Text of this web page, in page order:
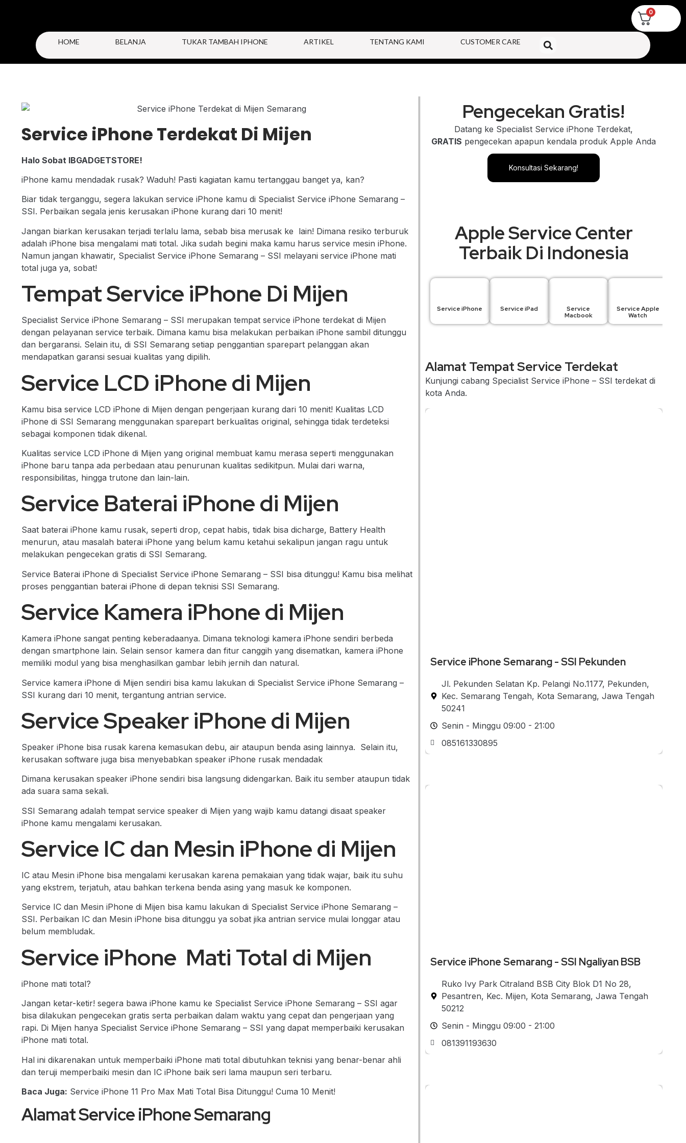
0
HOME BELANJA TUKAR TAMBAH IPHONE ARTIKEL TENTANG KAMI CUSTOMER CARE
Service iPhone Terdekat Di Mijen
Halo Sobat IBGADGETSTORE!
iPhone kamu mendadak rusak? Waduh! Pasti kagiatan kamu tertanggau banget ya, kan?
Biar tidak terganggu, segera lakukan service iPhone kamu di Specialist Service iPhone Semarang –
SSI. Perbaikan segala jenis kerusakan iPhone kurang dari 10 menit!
Jangan biarkan kerusakan terjadi terlalu lama, sebab bisa merusak ke lain! Dimana resiko terburuk
adalah iPhone bisa mengalami mati total. Jika sudah begini maka kamu harus service mesin iPhone.
Namun jangan khawatir, Specialist Service iPhone Semarang – SSI melayani service iPhone mati
total juga ya, sobat!
Tempat Service iPhone Di Mijen
Specialist Service iPhone Semarang – SSI merupakan tempat service iPhone terdekat di Mijen
dengan pelayanan service terbaik. Dimana kamu bisa melakukan perbaikan iPhone sambil ditunggu
dan bergaransi. Selain itu, di SSI Semarang setiap penggantian sparepart pelanggan akan
mendapatkan garansi sesuai kualitas yang dipilih.
Service LCD iPhone di Mijen
Kamu bisa service LCD iPhone di Mijen dengan pengerjaan kurang dari 10 menit! Kualitas LCD
iPhone di SSI Semarang menggunakan sparepart berkualitas original, sehingga tidak terdeteksi
sebagai komponen tidak dikenal.
Kualitas service LCD iPhone di Mijen yang original membuat kamu merasa seperti menggunakan
iPhone baru tanpa ada perbedaan atau penurunan kualitas sedikitpun. Mulai dari warna,
responsibilitas, hingga trutone dan lain-lain.
Service Baterai iPhone di Mijen
Saat baterai iPhone kamu rusak, seperti drop, cepat habis, tidak bisa dicharge, Battery Health
menurun, atau masalah baterai iPhone yang belum kamu ketahui sekalipun jangan ragu untuk
melakukan pengecekan gratis di SSI Semarang.
Service Baterai iPhone di Specialist Service iPhone Semarang – SSI bisa ditunggu! Kamu bisa melihat
proses penggantian baterai iPhone di depan teknisi SSI Semarang.
Service Kamera iPhone di Mijen
Kamera iPhone sangat penting keberadaanya. Dimana teknologi kamera iPhone sendiri berbeda
dengan smartphone lain. Selain sensor kamera dan fitur canggih yang disematkan, kamera iPhone
memiliki modul yang bisa menghasilkan gambar lebih jernih dan natural.
Service kamera iPhone di Mijen sendiri bisa kamu lakukan di Specialist Service iPhone Semarang –
SSI kurang dari 10 menit, tergantung antrian service.
Service Speaker iPhone di Mijen
Speaker iPhone bisa rusak karena kemasukan debu, air ataupun benda asing lainnya. Selain itu,
kerusakan software juga bisa menyebabkan speaker iPhone rusak mendadak
Dimana kerusakan speaker iPhone sendiri bisa langsung didengarkan. Baik itu sember ataupun tidak
ada suara sama sekali.
SSI Semarang adalah tempat service speaker di Mijen yang wajib kamu datangi disaat speaker
iPhone kamu mengalami kerusakan.
Service IC dan Mesin iPhone di Mijen
IC atau Mesin iPhone bisa mengalami kerusakan karena pemakaian yang tidak wajar, baik itu suhu
yang ekstrem, terjatuh, atau bahkan terkena benda asing yang masuk ke komponen.
Service IC dan Mesin iPhone di Mijen bisa kamu lakukan di Specialist Service iPhone Semarang –
SSI. Perbaikan IC dan Mesin iPhone bisa ditunggu ya sobat jika antrian service mulai longgar atau
belum membludak.
Service iPhone Mati Total di Mijen
iPhone mati total?
Jangan ketar-ketir! segera bawa iPhone kamu ke Specialist Service iPhone Semarang – SSI agar
bisa dilakukan pengecekan gratis serta perbaikan dalam waktu yang cepat dan pengerjaan yang
rapi. Di Mijen hanya Specialist Service iPhone Semarang – SSI yang dapat memperbaiki kerusakan
iPhone mati total.
Hal ini dikarenakan untuk memperbaiki iPhone mati total dibutuhkan teknisi yang benar-benar ahli
dan teruji memperbaiki mesin dan IC iPhone baik seri lama maupun seri terbaru.
Baca Juga: Service iPhone 11 Pro Max Mati Total Bisa Ditunggu! Cuma 10 Menit!
Alamat Service iPhone Semarang
Pengecekan Gratis!
Datang ke Specialist Service iPhone Terdekat,
GRATIS pengecekan apapun kendala produk Apple Anda
Konsultasi Sekarang!
Apple Service Center
Terbaik Di Indonesia
Service iPhone Service iPad
Service
Macbook
Service Apple
Watch
Alamat Tempat Service Terdekat
Kunjungi cabang Specialist Service iPhone – SSI terdekat di
kota Anda.
Service iPhone Semarang - SSI Pekunden
Jl. Pekunden Selatan Kp. Pelangi No.1177, Pekunden,
Kec. Semarang Tengah, Kota Semarang, Jawa Tengah
50241
Senin - Minggu 09:00 - 21:00
085161330895
Service iPhone Semarang - SSI Ngaliyan BSB
Ruko Ivy Park Citraland BSB City Blok D1 No 28,
Pesantren, Kec. Mijen, Kota Semarang, Jawa Tengah
50212
Senin - Minggu 09:00 - 21:00
081391193630